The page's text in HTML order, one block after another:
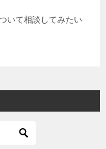
いて相談してみたい